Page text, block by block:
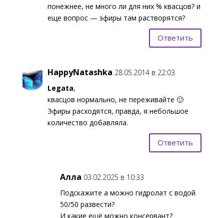
понежнее, не много ли для них % квасцов? и
еще вопрос — эфиры там растворятся?
Ответить
HappyNatashka 28.05.2014 в 22:03
Legata,
квасцов нормально, не переживайте 🙂
Эфиры расходятся, правда, я небольшое
количество добавляла.
Ответить
Алла 03.02.2025 в 10:33
Подскажите а можно гидролат с водой
50/50 развести?
И какие ещё можно консервант?